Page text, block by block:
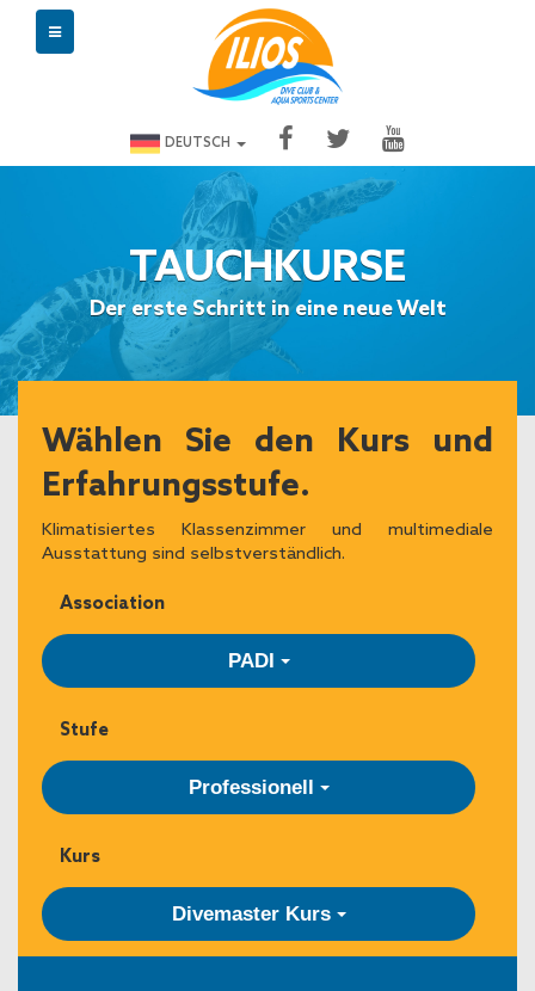
DEUTSCH
TAUCHKURSE
Der erste Schritt in eine neue Welt
Wählen Sie den Kurs und
Erfahrungsstufe.
Klimatisiertes Klassenzimmer und multimediale
Ausstattung sind selbstverständlich.
Association
PADI
Stufe
Professionell
Kurs
Divemaster Kurs